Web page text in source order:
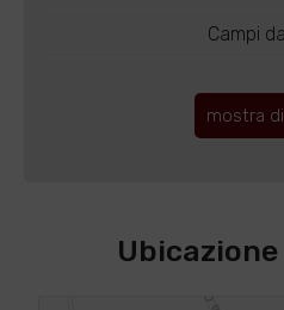
Campi
mostra